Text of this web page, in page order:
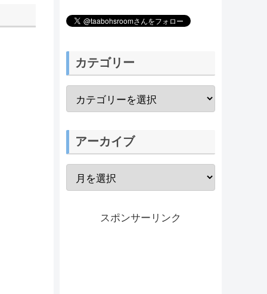
カテゴリー
アーカイブ
スポンサーリンク